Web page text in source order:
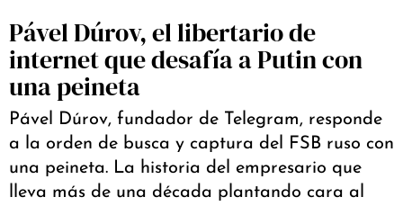
Pável Dúrov, el libertario de
internet que desafía a Putin con
una peineta
Pável Dúrov, fundador de Telegram, responde
a la orden de busca y captura del FSB ruso con
una peineta. La historia del empresario que
lleva más de una década plantando cara al